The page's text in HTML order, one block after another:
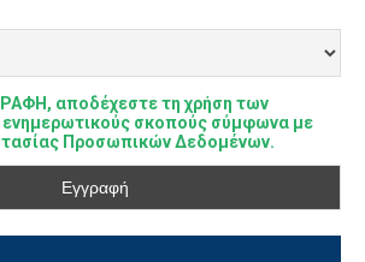
αποδέχεστε τη χρήση των
ενημερωτικούς σκοπούς σύμφωνα με
Προσωπικών Δεδομένων.